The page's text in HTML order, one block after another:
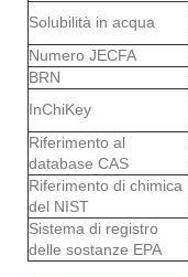
Solubilità in acqua
Numero JECFA
BRN
InChiKey
Riferimento al
database CAS
Riferimento di chimica
del NIST
Sistema di registro
delle sostanze EPA